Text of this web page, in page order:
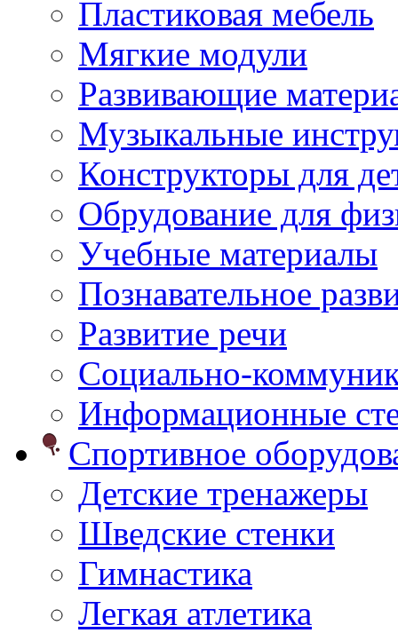
Пластиковая мебель
Мягкие модули
Развивающие
Музыкальные
Конструкторы для
Обрудование для
Учебные материалы
Познавательное
Развитие речи
Социально-
Информационные
Спортивное
Детские тренажеры
Шведские стенки
Гимнастика
Легкая атлетика